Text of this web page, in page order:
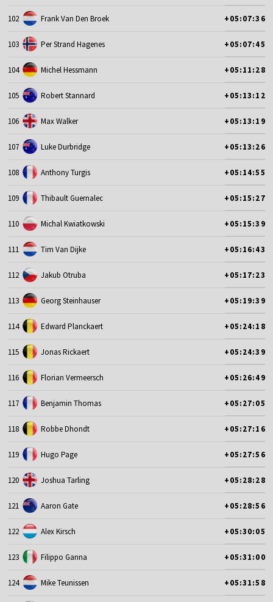
102 Frank Van Den Broek +05:07:36
103 Per Strand Hagenes +05:07:45
104 Michel Hessmann +05:11:28
105 Robert Stannard +05:13:12
106 Max Walker +05:13:19
107 Luke Durbridge +05:13:26
108 Anthony Turgis +05:14:55
109 Thibault Guernalec +05:15:27
110 Michal Kwiatkowski +05:15:39
111 Tim Van Dijke +05:16:43
112 Jakub Otruba +05:17:23
113 Georg Steinhauser +05:19:39
114 Edward Planckaert +05:24:18
115 Jonas Rickaert +05:24:39
116 Florian Vermeersch +05:26:49
117 Benjamin Thomas +05:27:05
118 Robbe Dhondt +05:27:16
119 Hugo Page +05:27:56
120 Joshua Tarling +05:28:28
121 Aaron Gate +05:28:56
122 Alex Kirsch +05:30:05
123 Filippo Ganna +05:31:00
124 Mike Teunissen +05:31:58